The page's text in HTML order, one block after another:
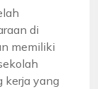
di
memiliki
kerja yang